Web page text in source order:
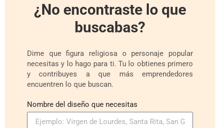
¿No encontraste lo que
buscabas?
Dime que figura religiosa o personaje popular
necesitas y lo hago para ti. Tu lo obtienes primero
y contribuyes a que más emprendedores
encuentren lo que buscan.
Nombre del diseño que necesitas